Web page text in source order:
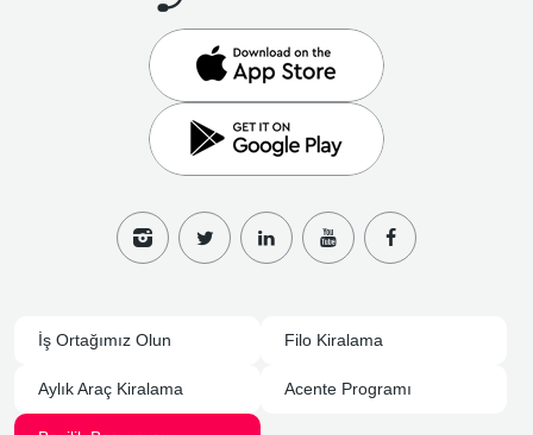
İş Ortağımız Olun Filo Kiralama
Aylık Araç Kiralama Acente Programı